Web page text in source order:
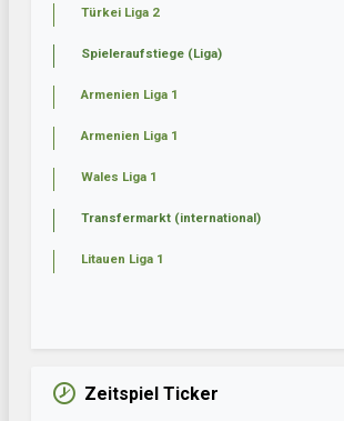
Türkei Liga 2
Spieleraufstiege (Liga)
Armenien Liga 1
Armenien Liga 1
Wales Liga 1
Transfermarkt (international)
Litauen Liga 1
Zeitspiel Ticker